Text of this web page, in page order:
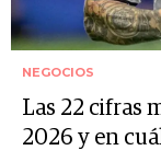
NEGOCIOS
Las 22 cifras
2026 y en